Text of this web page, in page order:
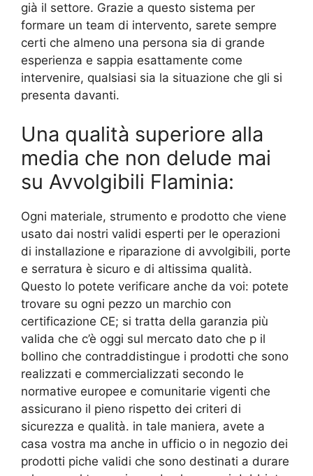
già il settore. Grazie a questo sistema per
formare un team di intervento, sarete sempre
certi che almeno una persona sia di grande
esperienza e sappia esattamente come
intervenire, qualsiasi sia la situazione che gli si
presenta davanti.
Una qualità superiore alla
media che non delude mai
su Avvolgibili Flaminia:
Ogni materiale, strumento e prodotto che viene
usato dai nostri validi esperti per le operazioni
di installazione e riparazione di avvolgibili, porte
e serratura è sicuro e di altissima qualità.
Questo lo potete verificare anche da voi: potete
trovare su ogni pezzo un marchio con
certificazione CE; si tratta della garanzia più
valida che c’è oggi sul mercato dato che p il
bollino che contraddistingue i prodotti che sono
realizzati e commercializzati secondo le
normative europee e comunitarie vigenti che
assicurano il pieno rispetto dei criteri di
sicurezza e qualità. in tale maniera, avete a
casa vostra ma anche in ufficio o in negozio dei
prodotti piche validi che sono destinati a durare